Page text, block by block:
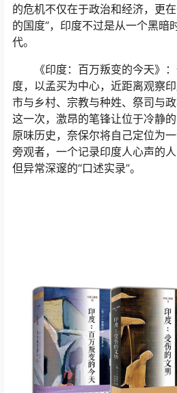
的危机不仅在于政治和经济，更
的国度”，印度不过是从一个黑暗
代。
《印度：百万叛变的今天》
度，以孟买为中心，近距离观察
市与乡村、宗教与种姓、祭司与
这一次，激昂的笔锋让位于冷静
原味历史，奈保尔将自己定位为
旁观者，一个记录印度人心声的
但异常深邃的“口述实录”。